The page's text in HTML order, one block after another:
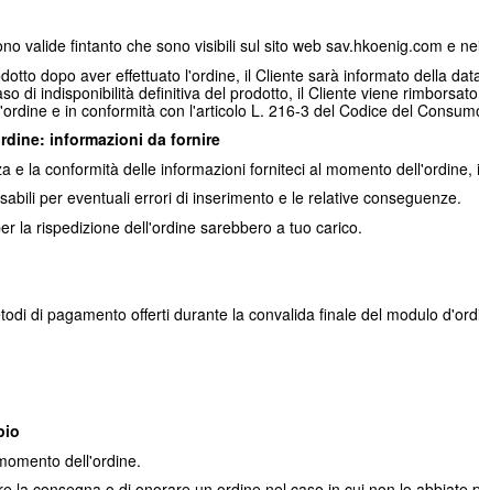
valide fintanto che sono visibili sul sito web sav.hkoenig.com e
dopo aver effettuato l'ordine, il Cliente sarà informato della
di indisponibilità definitiva del prodotto, il Cliente viene
e in conformità con l'articolo L. 216-3 del Codice del
informazioni da fornire
e la conformità delle informazioni forniteci al momento
per eventuali errori di inserimento e le relative conseguenze.
la rispedizione dell'ordine sarebbero a tuo carico.
di pagamento offerti durante la convalida finale del modulo
dell'ordine.